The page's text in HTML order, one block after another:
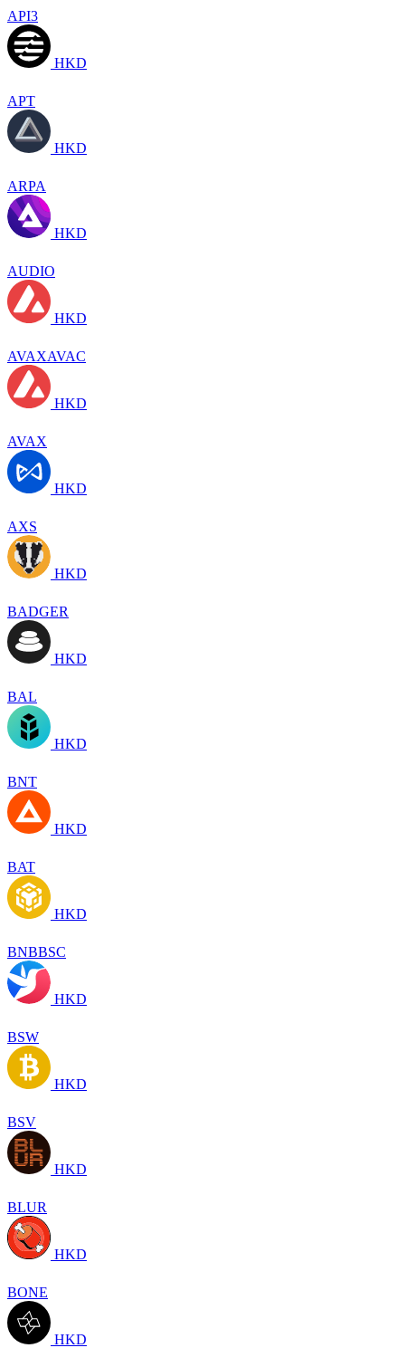
API3
HKD
APT
HKD
ARPA
HKD
AUDIO
HKD
AVAXAVAC
HKD
AVAX
HKD
AXS
HKD
BADGER
HKD
BAL
HKD
BNT
HKD
BAT
HKD
BNBBSC
HKD
BSW
HKD
BSV
HKD
BLUR
HKD
BONE
HKD